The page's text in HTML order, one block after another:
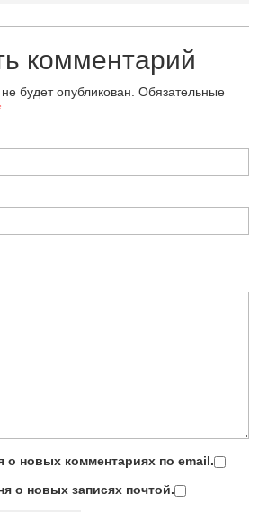
комментарий
будет опубликован. Обязательные
о новых комментариях по email.
о новых записях почтой.